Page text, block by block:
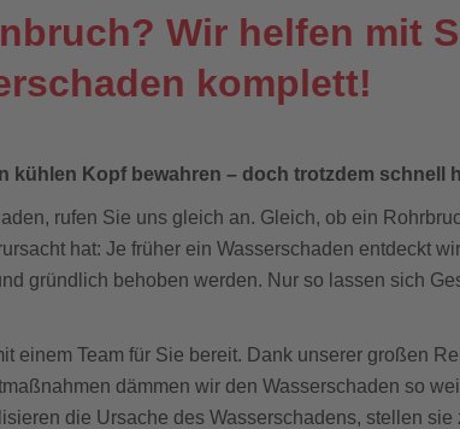
Wir helfen mit
komplett!
kühlen Kopf bewahren – doch trotzdem schnell
rufen Sie uns gleich an. Gleich, ob ein
hat: Je früher ein Wasserschaden entdeckt
gründlich behoben werden. Nur so lassen sich
einem Team für Sie bereit. Dank unserer großen
dämmen wir den Wasserschaden so
die Ursache des Wasserschadens, stellen